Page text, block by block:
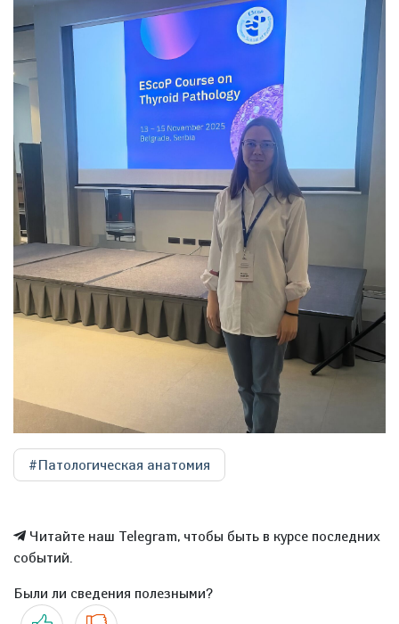
#Патологическая анатомия
Читайте наш Telegram, чтобы быть в курсе последних
событий.
Были ли сведения полезными?
Да Нет